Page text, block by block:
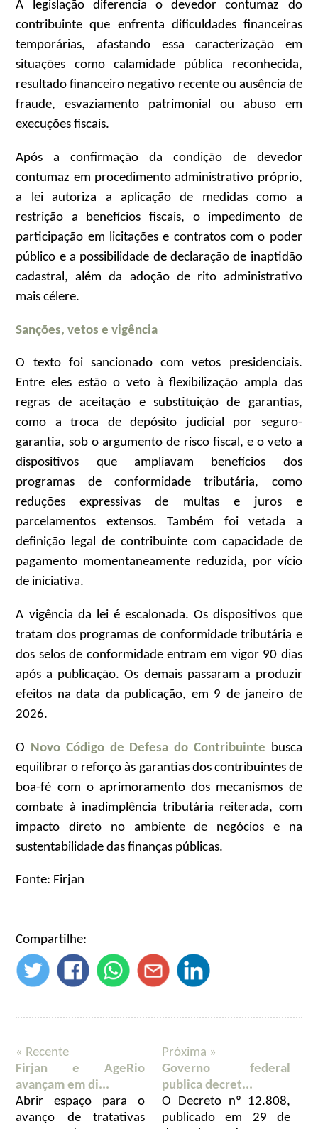
A legislação diferencia o devedor contumaz do
contribuinte que enfrenta dificuldades financeiras
temporárias, afastando essa caracterização em
situações como calamidade pública reconhecida,
resultado financeiro negativo recente ou ausência de
fraude, esvaziamento patrimonial ou abuso em
execuções fiscais.
Após a confirmação da condição de devedor
contumaz em procedimento administrativo próprio,
a lei autoriza a aplicação de medidas como a
restrição a benefícios fiscais, o impedimento de
participação em licitações e contratos com o poder
público e a possibilidade de declaração de inaptidão
cadastral, além da adoção de rito administrativo
mais célere.
Sanções, vetos e vigência
O texto foi sancionado com vetos presidenciais.
Entre eles estão o veto à flexibilização ampla das
regras de aceitação e substituição de garantias,
como a troca de depósito judicial por seguro-
garantia, sob o argumento de risco fiscal, e o veto a
dispositivos que ampliavam benefícios dos
programas de conformidade tributária, como
reduções expressivas de multas e juros e
parcelamentos extensos. Também foi vetada a
definição legal de contribuinte com capacidade de
pagamento momentaneamente reduzida, por vício
de iniciativa.
A vigência da lei é escalonada. Os dispositivos que
tratam dos programas de conformidade tributária e
dos selos de conformidade entram em vigor 90 dias
após a publicação. Os demais passaram a produzir
efeitos na data da publicação, em 9 de janeiro de
2026.
O Novo Código de Defesa do Contribuinte busca
equilibrar o reforço às garantias dos contribuintes de
boa-fé com o aprimoramento dos mecanismos de
combate à inadimplência tributária reiterada, com
impacto direto no ambiente de negócios e na
sustentabilidade das finanças públicas.
Fonte: Firjan
Compartilhe:
« Recente
Firjan e AgeRio
avançam em di...
Abrir espaço para o
avanço de tratativas
Próxima »
Governo federal
publica decret...
O Decreto nº 12.808,
publicado em 29 de